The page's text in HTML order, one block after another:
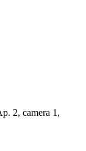
2, camera 1,